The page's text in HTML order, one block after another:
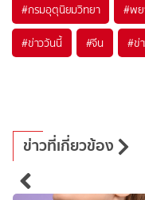
#กรมอุตุนิยมวิทยา #พ
#ข่าววันนี้ #จีน #ข่
ข่าวที่เกี่ยวข้อง